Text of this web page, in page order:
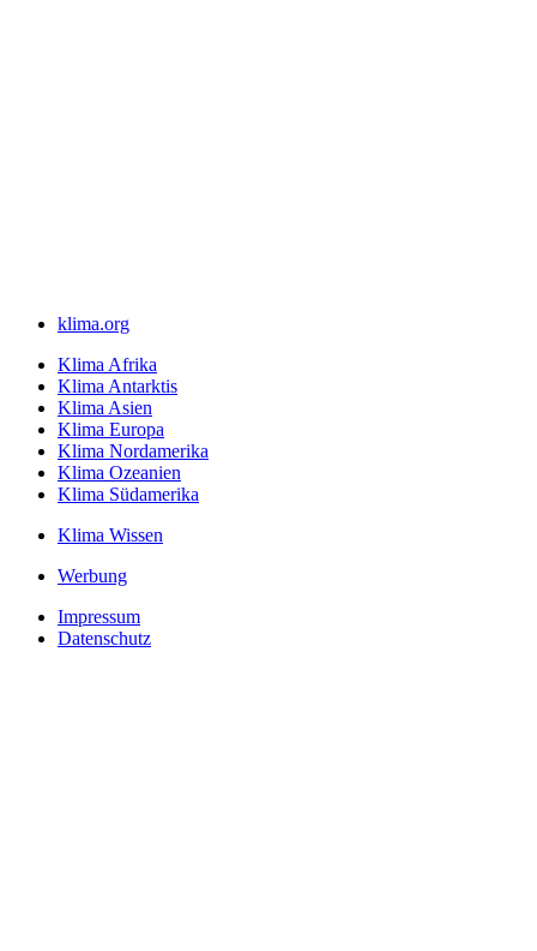
klima.org
Klima Afrika
Klima Antarktis
Klima Asien
Klima Europa
Klima Nordamerika
Klima Ozeanien
Klima Südamerika
Klima Wissen
Werbung
Impressum
Datenschutz